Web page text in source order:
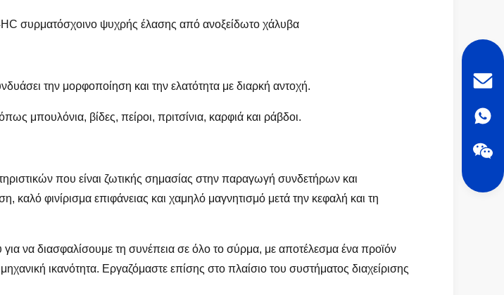
συρματόσχοινο ψυχρής έλασης από ανοξείδωτο χάλυβα
την μορφοποίηση και την ελατότητα με διαρκή αντοχή.
μπουλόνια, βίδες, πείροι, πριτσίνια, καρφιά και ράβδοι.
που είναι ζωτικής σημασίας στην παραγωγή συνδετήρων και
φινίρισμα επιφάνειας και χαμηλό μαγνητισμό μετά την κεφαλή και τη
να διασφαλίσουμε τη συνέπεια σε όλο το σύρμα, με αποτέλεσμα ένα προϊόν
ικανότητα. Εργαζόμαστε επίσης στο πλαίσιο του συστήματος διαχείρισης